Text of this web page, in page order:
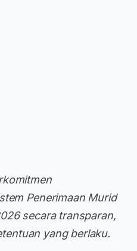
Penerimaan Murid
secara transparan,
yang berlaku.